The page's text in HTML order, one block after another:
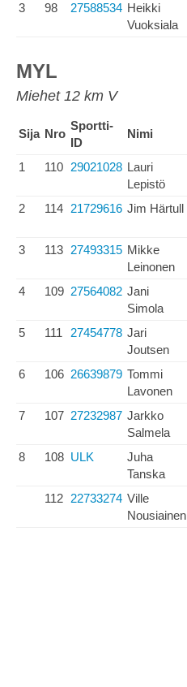
3 98 27588534 Heikki
Vuoksiala
MYL
Miehet 12 km V
Sija Nro
Sportti-
ID
Nimi
1 110 29021028 Lauri
Lepistö
2 114 21729616 Jim Härtull
3 113 27493315 Mikke
Leinonen
4 109 27564082 Jani
Simola
5 111 27454778 Jari
Joutsen
6 106 26639879 Tommi
Lavonen
7 107 27232987 Jarkko
Salmela
8 108 ULK
Juha
Tanska
112 22733274 Ville
Nousiainen